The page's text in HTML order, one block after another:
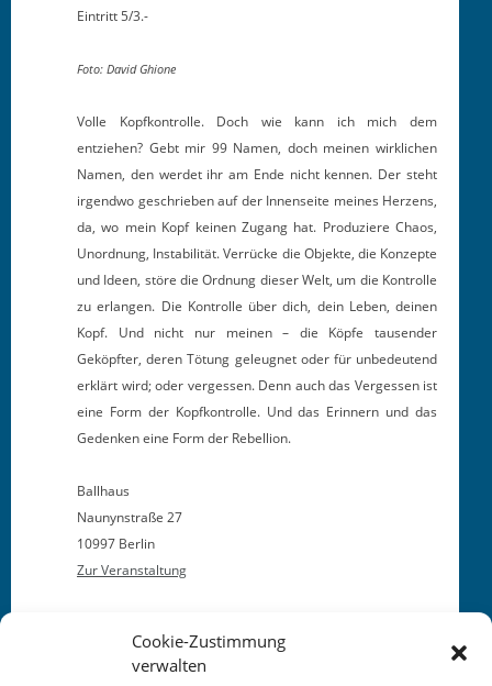
Cookie-Zustimmung
verwalten
Ein­tritt 5/3.-
Foto: David Ghione
Volle Kopfkon­trolle. Doch wie kann ich mich dem
entziehen? Gebt mir 99 Namen, doch meinen wirk­lichen
Namen, den werdet ihr am Ende nicht ken­nen. Der ste­ht
irgend­wo geschrieben auf der Innen­seite meines Herzens,
da, wo mein Kopf keinen Zugang hat. Pro­duziere Chaos,
Unord­nung, Insta­bil­ität. Ver­rücke die Objek­te, die Konzepte
und Ideen, störe die Ord­nung dieser Welt, um die Kon­trolle
zu erlan­gen. Die Kon­trolle über dich, dein Leben, deinen
Kopf. Und nicht nur meinen – die Köpfe tausender
Geköpfter, deren Tötung geleugnet oder für unbe­deu­tend
erk­lärt wird; oder vergessen. Denn auch das Vergessen ist
eine Form der Kopfkon­trolle. Und das Erin­nern und das
Gedenken eine Form der Rebellion.
Ball­haus
Naun­yn­straße 27
10997 Berlin
Zur Ver­anstal­tung